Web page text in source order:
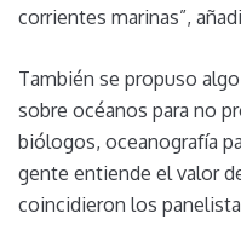
corrientes marinas”,
También se propuso
sobre océanos para no
biólogos, oceanografía
gente entiende el valor
coincidieron los